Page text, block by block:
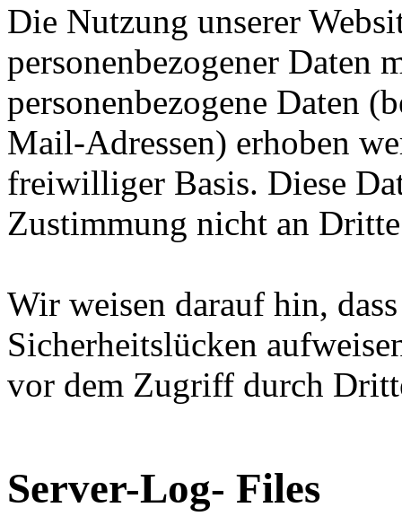
Die Nutzung unserer
personenbezogener Daten
personenbezogene Daten
Mail-Adressen) erhoben
freiwilliger Basis. Diese
Zustimmung nicht an
Wir weisen darauf hin,
Sicherheitslücken
vor dem Zugriff durch
Server-Log- Files